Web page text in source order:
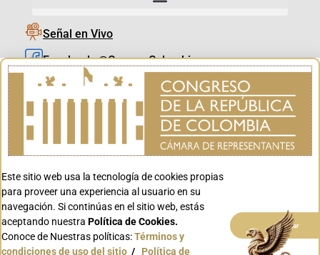
Señal en Vivo
Facebook_@CamaraColombia
Instagram_@CamaraColombia
X_@CamaraColombia
Youtube_@CamaraColombia
Youtube_@CanalCongreso
Este sitio web usa la tecnología de cookies propias
para proveer una experiencia al usuario en su
navegación. Si continúas en el sitio web, estás
aceptando nuestra Política de Cookies.
Conoce de Nuestras políticas:Términos y
condiciones de uso del sitio / Política de
Aceptar